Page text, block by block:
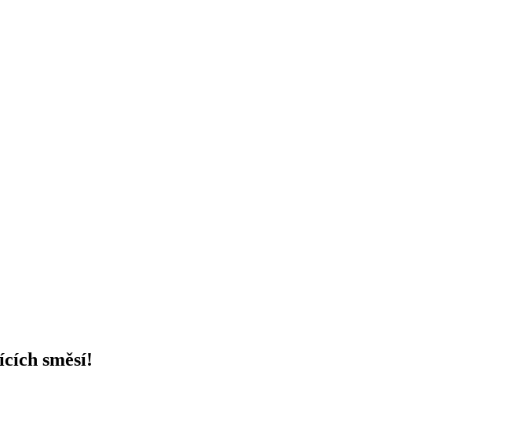
směsí!